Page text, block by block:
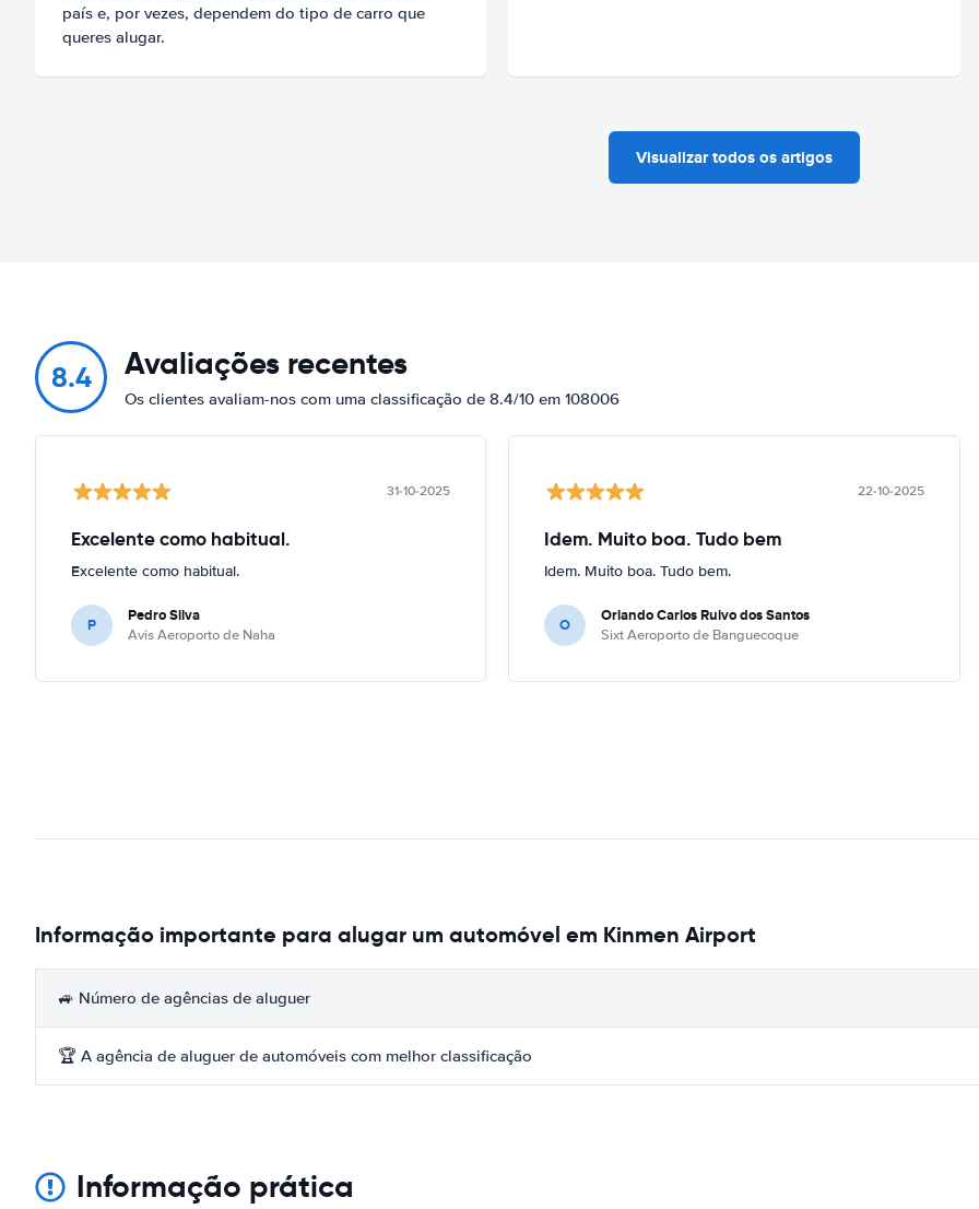
país e, por vezes, dependem do tipo de carro que
queres alugar.
Visualizar todos os artigos
8.4 Avaliações recentes
Os clientes avaliam-nos com uma classificação de 8.4/10 em 108006
31-10-2025
Excelente como habitual.
Excelente como habitual.
P Pedro Silva
Avis Aeroporto de Naha
22-10-2025
Idem. Muito boa. Tudo bem
Idem. Muito boa. Tudo bem.
O Orlando Carlos Ruivo dos Santos
Sixt Aeroporto de Banguecoque
Informação importante para alugar um automóvel em Kinmen Airport
🚙 Número de agências de aluguer
🏆 A agência de aluguer de automóveis com melhor classificação
Informação prática